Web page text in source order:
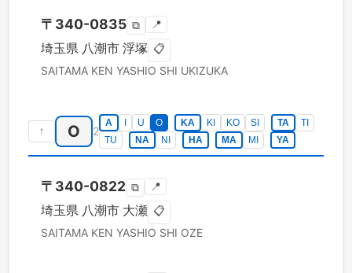
〒 340-0835 ⧉ 📍
埼玉県 八潮市 浮塚 📋
SAITAMA KEN YASHIO SHI UKIZUKA
↑ O 2
A U O KA KI KO SI TA
TI
TU
NA NI HA MA MI YA
〒 340-0822 ⧉ 📍
埼玉県 八潮市 大瀬 📋
SAITAMA KEN YASHIO SHI OZE